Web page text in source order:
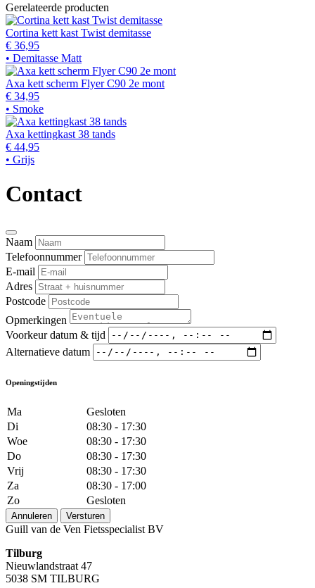
Gerelateerde producten
Cortina kett kast Twist demitasse
€ 36,95
• Demitasse Matt
Axa kett scherm Flyer C90 2e mont
€ 34,95
• Smoke
Axa kettingkast 38 tands
€ 44,95
• Grijs
Contact
Naam
Telefoonnummer
E-mail
Adres
Postcode
Opmerkingen
Voorkeur datum & tijd
Alternatieve datum
Openingstijden
Ma
Gesloten
Di
08:30 - 17:30
Woe
08:30 - 17:30
Do
08:30 - 17:30
Vrij
08:30 - 17:30
Za
08:30 - 17:00
Zo
Gesloten
Annuleren Versturen
Guill van de Ven Fietsspecialist BV
Tilburg
Nieuwlandstraat 47
5038 SM TILBURG